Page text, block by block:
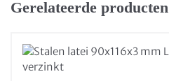
Gerelateerde producten